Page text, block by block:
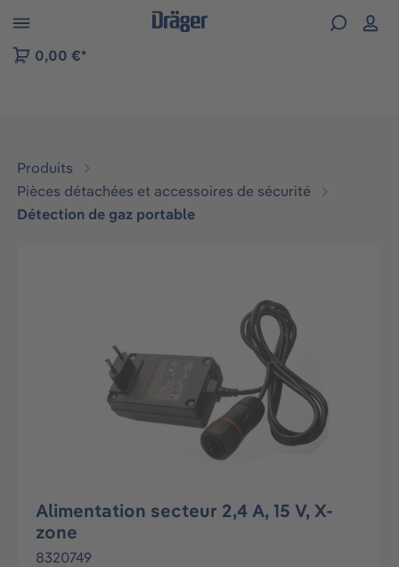
to B2B platform navigation
0,00 €*
Produits
Pièces détachées et accessoires de sécurité
Détection de gaz portable
Alimentation secteur 2,4 A, 15 V, X-
zone
8320749